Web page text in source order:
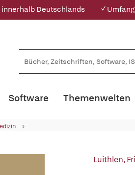
Deutschlands ✓
Software Themenwelten
Luithlen,